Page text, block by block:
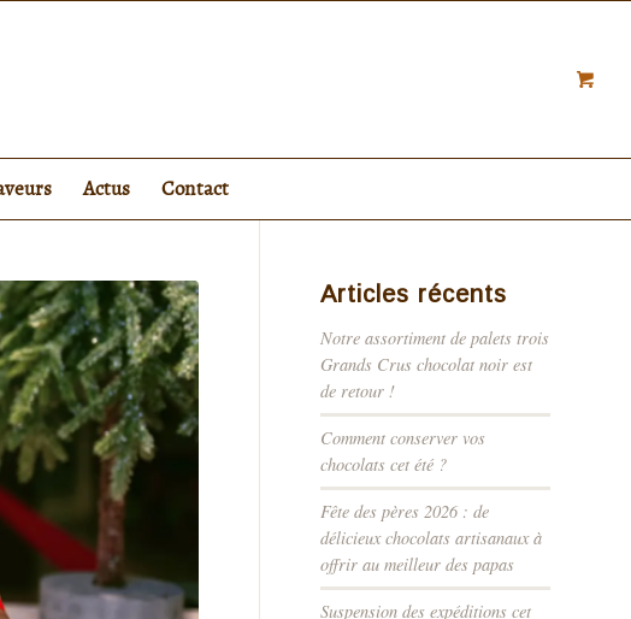
Actus Contact
Articles récents
Notre assortiment de palets trois
Grands Crus chocolat noir est
de retour !
Comment conserver vos
chocolats cet été ?
Fête des pères 2026 : de
délicieux chocolats artisanaux à
offrir au meilleur des papas
Suspension des expéditions cet